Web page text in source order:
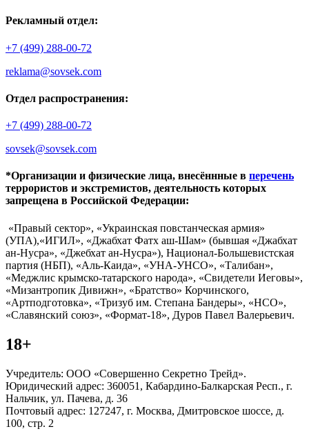
Рекламный отдел:
+7 (499) 288-00-72
reklama@sovsek.com
Отдел распространения:
+7 (499) 288-00-72
sovsek@sovsek.com
*Организации и физические лица, внесённные в перечень
террористов и экстремистов, деятельность которых
запрещена в Российской Федерации:
«Правый сектор», «Украинская повстанческая армия»
(УПА),«ИГИЛ», «Джабхат Фатх аш-Шам» (бывшая «Джабхат
ан-Нусра», «Джебхат ан-Нусра»), Национал-Большевистская
партия (НБП), «Аль-Каида», «УНА-УНСО», «Талибан»,
«Меджлис крымско-татарского народа», «Свидетели Иеговы»,
«Мизантропик Дивижн», «Братство» Корчинского,
«Артподготовка», «Тризуб им. Степана Бандеры», «НСО»,
«Славянский союз», «Формат-18», Дуров Павел Валерьевич.
18+
Учредитель: ООО «Совершенно Секретно Трейд».
Юридический адрес: 360051, Кабардино-Балкарская Респ., г.
Нальчик, ул. Пачева, д. 36
Почтовый адрес: 127247, г. Москва, Дмитровское шоссе, д.
100, стр. 2